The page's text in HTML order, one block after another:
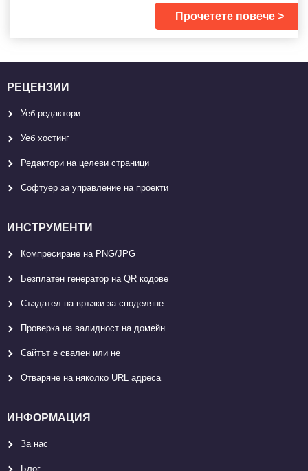
Прочетете повече
РЕЦЕНЗИИ
Уеб редактори
Уеб хостинг
Редактори на целеви страници
Софтуер за управление на проекти
ИНСТРУМЕНТИ
Компресиране на PNG/JPG
Безплатен генератор на QR кодове
Създател на връзки за споделяне
Проверка на валидност на домейн
Сайтът е свален или не
Отваряне на няколко URL адреса
ИНФОРМАЦИЯ
За нас
Блог